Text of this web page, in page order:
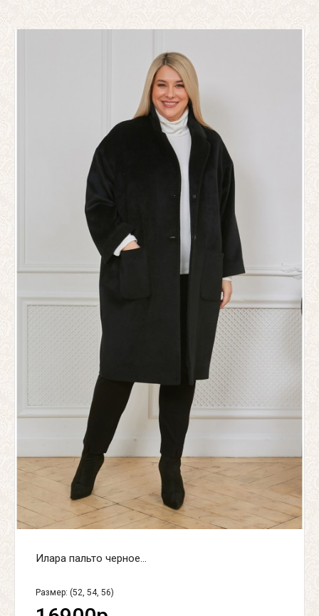
Илара пальто черное...
Размер: (52, 54, 56)